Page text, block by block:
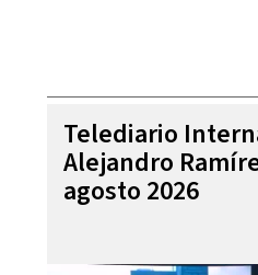
Telediario
Alejandro
agosto 2026